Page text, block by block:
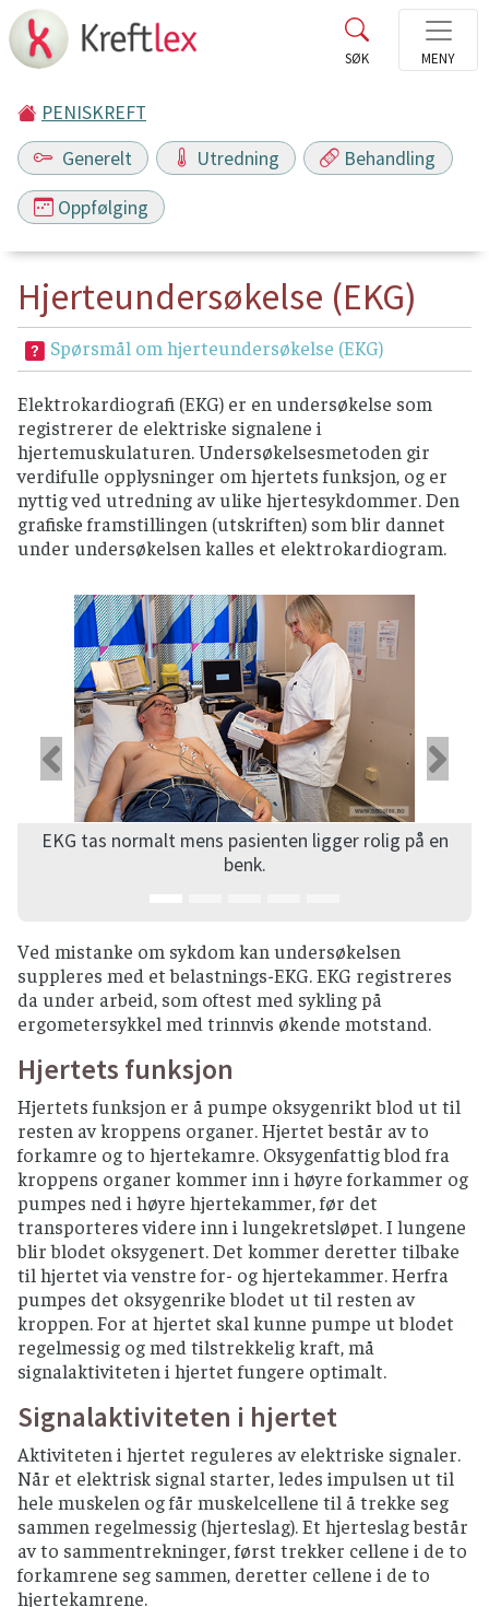
PENISKREFT
Generelt
Utredning Behandling
Oppfølging
Hjerteundersøkelse (EKG)
Spørsmål om hjerteundersøkelse (EKG)
Elektrokardiografi (EKG) er en undersøkelse som
registrerer de elektriske signalene i
hjertemuskulaturen. Undersøkelsesmetoden gir
verdifulle opplysninger om hjertets funksjon, og er
nyttig ved utredning av ulike hjertesykdommer. Den
grafiske framstillingen (utskriften) som blir dannet
under undersøkelsen kalles et elektrokardiogram.
EKG tas normalt mens pasienten ligger rolig på en
benk.
Forrige
Ved mistanke om sykdom kan undersøkelsen
suppleres med et belastnings-EKG. EKG registreres
da under arbeid, som oftest med sykling på
ergometersykkel med trinnvis økende motstand.
Hjertets funksjon
Hjertets funksjon er å pumpe oksygenrikt blod ut til
resten av kroppens organer. Hjertet består av to
forkamre og to hjertekamre. Oksygenfattig blod fra
kroppens organer kommer inn i høyre forkammer og
pumpes ned i høyre hjertekammer, før det
transporteres videre inn i lungekretsløpet. I lungene
blir blodet oksygenert. Det kommer deretter tilbake
til hjertet via venstre for- og hjertekammer. Herfra
pumpes det oksygenrike blodet ut til resten av
kroppen. For at hjertet skal kunne pumpe ut blodet
regelmessig og med tilstrekkelig kraft, må
signalaktiviteten i hjertet fungere optimalt.
Signalaktiviteten i hjertet
Aktiviteten i hjertet reguleres av elektriske signaler.
Når et elektrisk signal starter, ledes impulsen ut til
hele muskelen og får muskelcellene til å trekke seg
sammen regelmessig (hjerteslag). Et hjerteslag består
av to sammentrekninger, først trekker cellene i de to
forkamrene seg sammen, deretter cellene i de to
hjertekamrene.